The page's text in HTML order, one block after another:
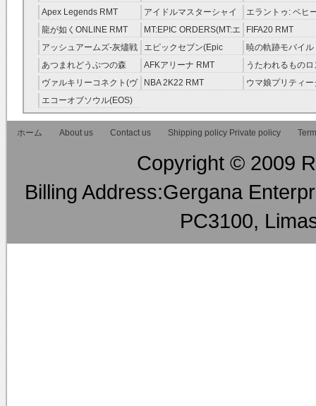
ーサーガ RMT
Apex Legends RMT
アイドルマスターシャイ
ニーカラーズ(シャニマス)
RMT
エラントゥ: ベヒ
ピリット RMT
龍が如くONLINE RMT
MT:EPIC ORDERS(MT:エ
ピック・オーダーズ)
RMT
FIFA20 RMT
アッシュアームズ‐灰燼戦
線 RMT
エピックセブン(Epic
Seven) RMT
暁の軌跡モバイル
伝説 ） RMT
あつまれどうぶつの森
RMT
AFKアリーナ RMT
うたわれるもの
ラグ(ロスフラ)
ヴァルキリーコネクト(ヴ
ァルコネ) RMT
NBA 2K22 RMT
ウマ娘プリティー
エコーオブソウル(EOS)
RMT
ホーム
About us Contact us Shipping policy Private policy
Copyright © 2009
Billing Address:Gergana
PC3100,